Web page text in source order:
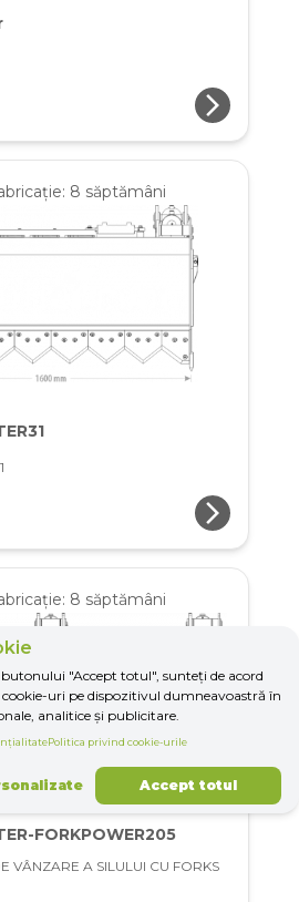
arrow_forward_ios
8 săptămâni
arrow_forward_ios
8 săptămâni
FORKPOWER205
VÂNZARE A SILULUI CU FORKS
"Accept totul", sunteți de acord
cookie-uri pe dispozitivul dumneavoastră în
analitice și publicitare.
Politica privind cookie-urile
Accept totul